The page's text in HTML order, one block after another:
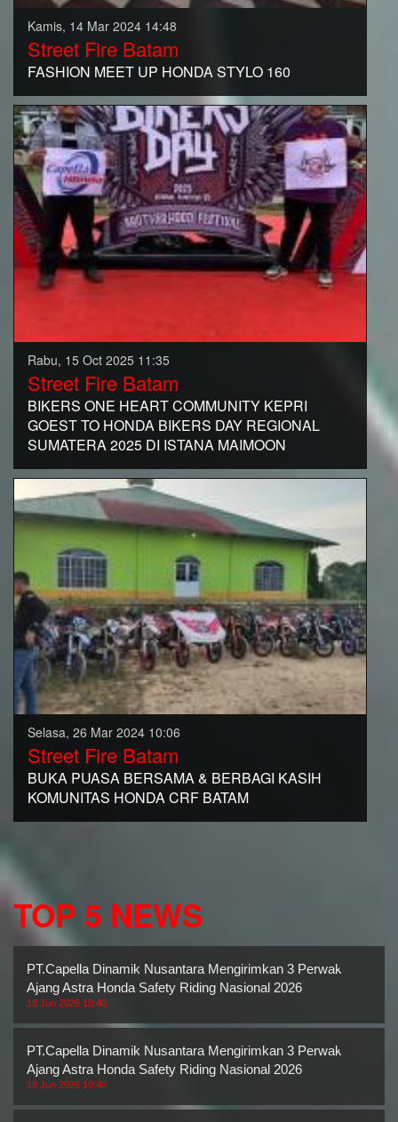
Kamis, 14 Mar 2024 14:48
Street Fire Batam
FASHION MEET UP HONDA STYLO 160
Rabu, 15 Oct 2025 11:35
Street Fire Batam
BIKERS ONE HEART COMMUNITY KEPRI
GOEST TO HONDA BIKERS DAY REGIONAL
SUMATERA 2025 DI ISTANA MAIMOON
Selasa, 26 Mar 2024 10:06
Street Fire Batam
BUKA PUASA BERSAMA & BERBAGI KASIH
KOMUNITAS HONDA CRF BATAM
TOP 5 NEWS
PT.Capella Dinamik Nusantara Mengirimkan 3 Perwakilan
Ajang Astra Honda Safety Riding Nasional 2026
18 Jun 2026 10:40
PT.Capella Dinamik Nusantara Mengirimkan 3 Perwakilan
Ajang Astra Honda Safety Riding Nasional 2026
18 Jun 2026 10:40